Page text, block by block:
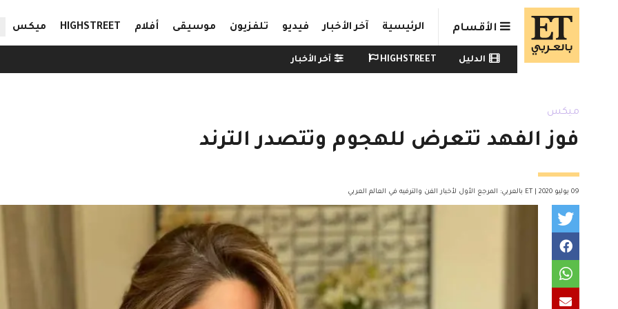
Skip to main content
الأقسام الرئيسية آخر الأخبار فيديو تلفزيون موسيقى أفلام HIGHSTREET ميكس
Watch menu
الدليل HIGHSTREET آخر الأخبار
ميكس
فوز الفهد تتعرض للهجوم وتتصدر الترند
09 يوليو 2020 | ET بالعربي: المرجع الأول لأخبار الفن والترفيه في العالم العربي